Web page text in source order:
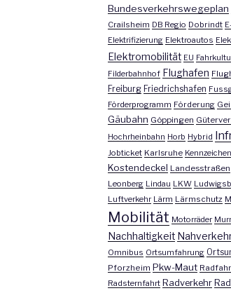
Bundesverkehrswegeplan
Crailsheim DB Regio Dobrindt
Elektrifizierung Elektroautos
Elektromobilität EU
Filderbahnhof Flughafen
Freiburg Friedrichshafen
Förderprogramm Förderung
Gäubahn Göppingen
Hochrheinbahn Horb Hybrid
Jobticket Karlsruhe Kennzeichen
Kostendeckel Landesstraßen
Leonberg Lindau LKW
Luftverkehr Lärm Lärmschutz
Mobilität Motorräder
Nachhaltigkeit
Omnibus Ortsumfahrung
Pforzheim Pkw-Maut
Radsternfahrt Radverkehr